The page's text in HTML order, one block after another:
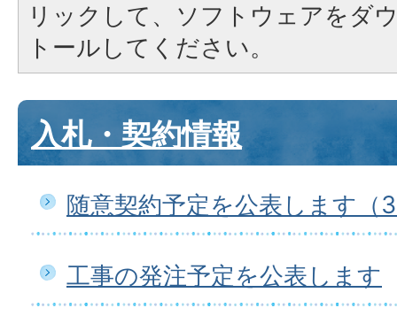
リックして、ソフトウェアをダ
トールしてください。
入札・契約情報
随意契約予定を公表します（
工事の発注予定を公表します